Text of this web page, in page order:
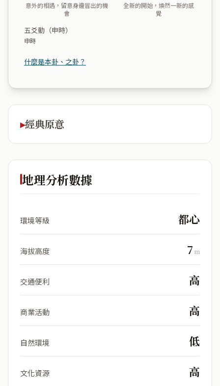
意外的相遇，留意身邊冒出的機
會
全新的開始，煥然一新的感
覺
五爻動（申時）
申時
什麼是本卦、之卦？
經典原意
地理分析數據
環境等級 都心
海拔高度 7 m
交通便利 高
商業活動 高
自然環境 低
文化資源 高